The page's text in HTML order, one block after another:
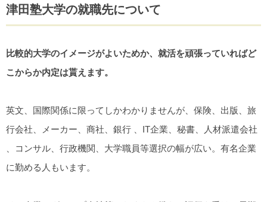
津田塾大学の就職先について
比較的大学のイメージがよいためか、就活を頑張っていればど
こからか内定は貰えます。
英文、国際関係に限ってしかわかりませんが、保険、出版、旅
行会社、メーカー、商社、銀行 、IT企業、秘書、人材派遣会社
、コンサル、行政機関、大学職員等選択の幅が広い。有名企業
に勤める人もいます。